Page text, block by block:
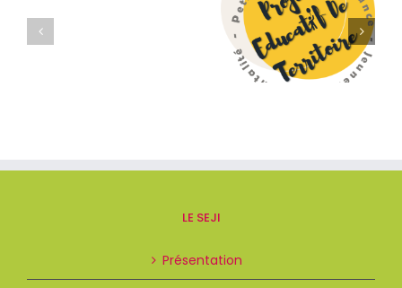
LE SEJI
Présentation